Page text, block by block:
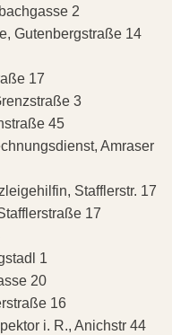
2
Gutenbergstraße 14
17
3
45
Amraser
Stafflerstr. 17
17
1
20
16
i. R., Anichstr 44